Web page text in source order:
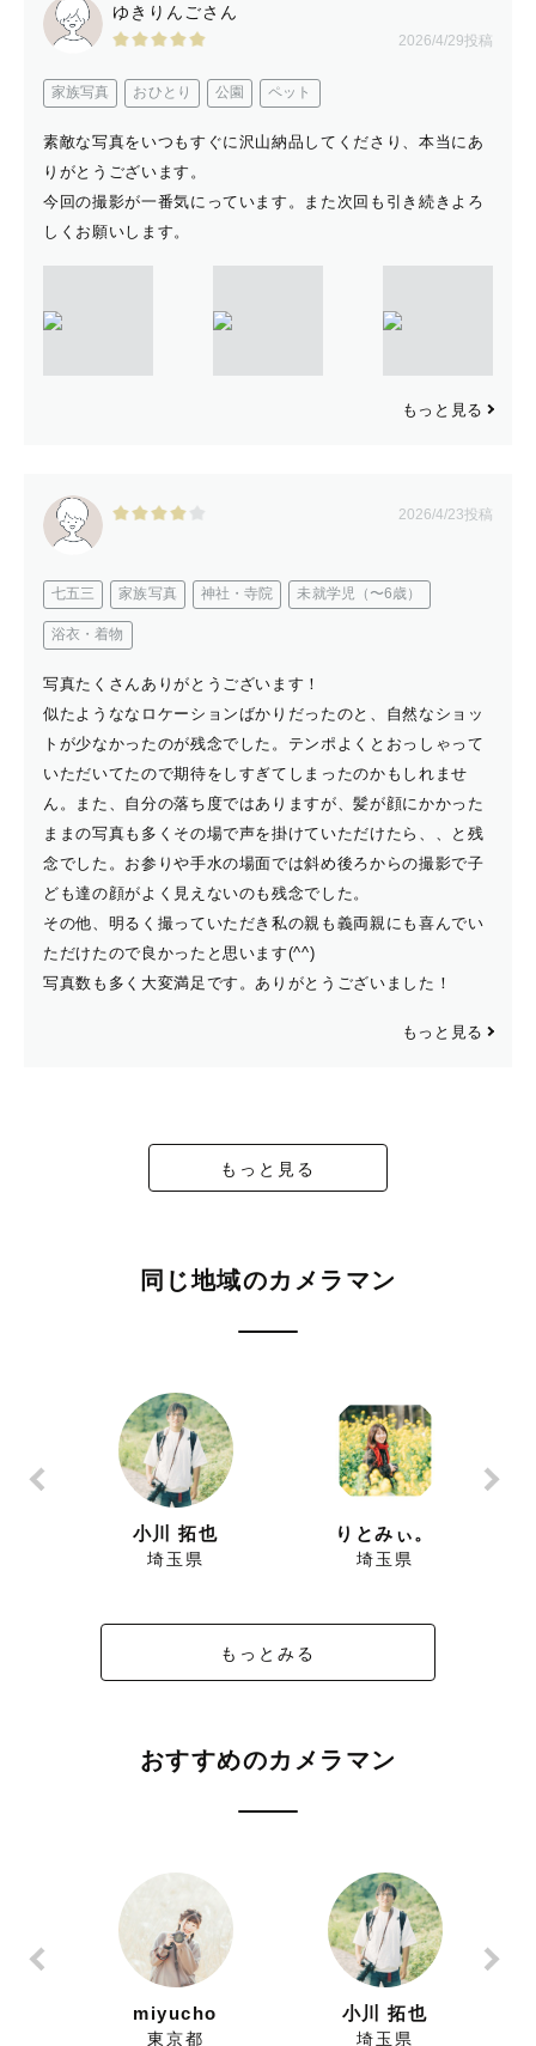
ゆきりんごさん
2026/4/29投稿
家族写真 おひとり 公園 ペット
素敵な写真をいつもすぐに沢山納品してくださり、本当にあ
りがとうございます。
今回の撮影が一番気にっています。また次回も引き続きよろ
しくお願いします。
もっと見る
2026/4/23投稿
七五三 家族写真 神社・寺院 未就学児（〜6歳）
浴衣・着物
写真たくさんありがとうございます！
似たようななロケーションばかりだったのと、自然なショッ
トが少なかったのが残念でした。テンポよくとおっしゃって
いただいてたので期待をしすぎてしまったのかもしれませ
ん。また、自分の落ち度ではありますが、髪が顔にかかった
ままの写真も多くその場で声を掛けていただけたら、、と残
念でした。お参りや手水の場面では斜め後ろからの撮影で子
ども達の顔がよく見えないのも残念でした。
その他、明るく撮っていただき私の親も義両親にも喜んでい
ただけたので良かったと思います(^^)
写真数も多く大変満足です。ありがとうございました！
もっと見る
もっと見る
同じ地域のカメラマン
小川 拓也
埼玉県
りとみぃ。
埼玉県
もっとみる
おすすめのカメラマン
miyucho
東京都
小川 拓也
埼玉県